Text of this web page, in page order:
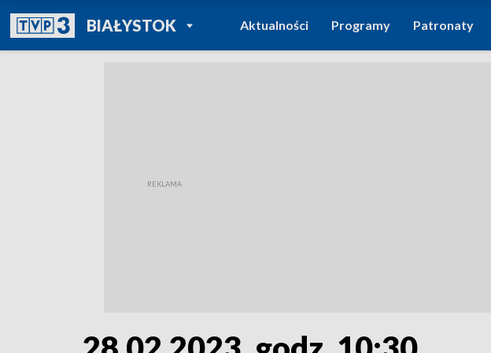
BIAŁYSTOKPOWRÓT DO
TVP REGIONY
Aktualności Programy Patronaty